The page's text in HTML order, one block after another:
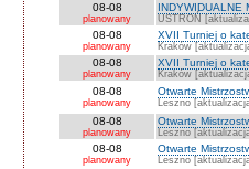
08-08
planowany
INDYWIDUALNE
USTROŃ
08-08
planowany
XVII Turniej o
Kraków
08-08
planowany
XVII Turniej o
Kraków
08-08
planowany
Otwarte
Leszno
08-08
planowany
Otwarte
Leszno
08-08
planowany
Otwarte
Leszno